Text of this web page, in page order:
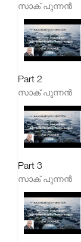
സാക് പുന്നൻ
Part 2
സാക് പുന്നൻ
Part 3
സാക് പുന്നൻ